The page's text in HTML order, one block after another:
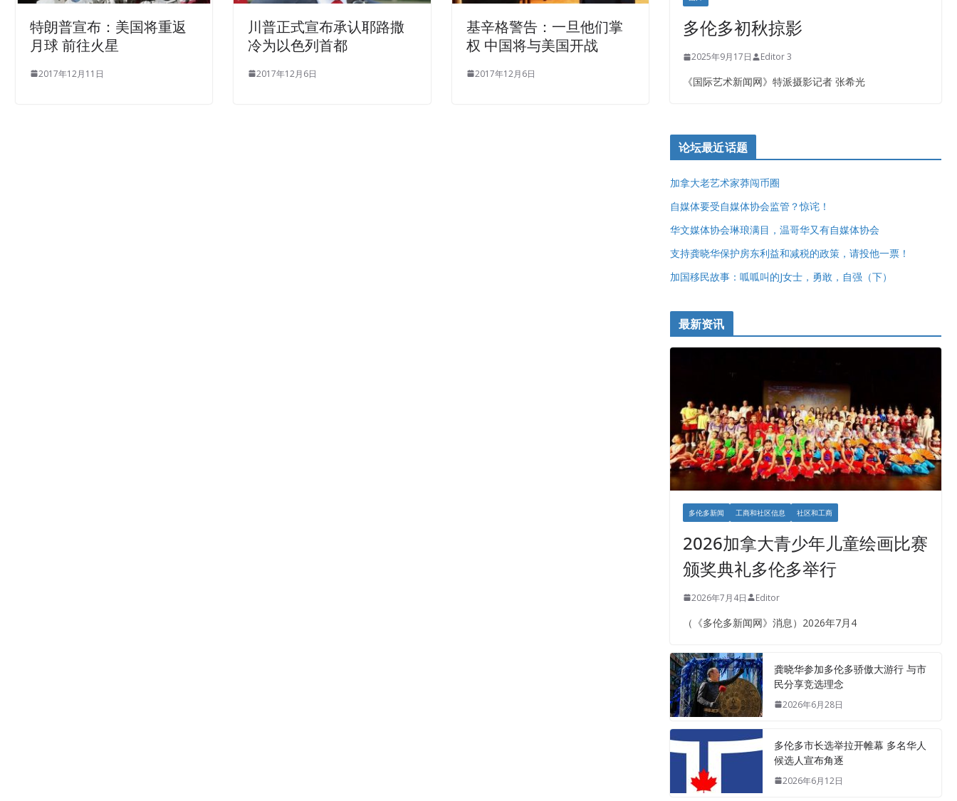
特朗普宣布：美国将重返
月球 前往火星
2017年12月11日
川普正式宣布承认耶路撒
冷为以色列首都
2017年12月6日
基辛格警告：一旦他们掌
权 中国将与美国开战
2017年12月6日
多伦多初秋掠影
2025年9月17日 Editor 3
《国际艺术新闻网》特派摄影记者 张希光
论坛最近话题
加拿大老艺术家莽闯币圈
自媒体要受自媒体协会监管？惊诧！
华文媒体协会琳琅满目，温哥华又有自媒体协会
支持龚晓华保护房东利益和减税的政策，请投他一票！
加国移民故事：呱呱叫的J女士，勇敢，自强（下）
最新资讯
多伦多新闻 工商和社区信息 社区和工商
2026加拿大青少年儿童绘画比赛
颁奖典礼多伦多举行
2026年7月4日 Editor
（《多伦多新闻网》消息）2026年7月4
龚晓华参加多伦多骄傲大游行 与市
民分享竞选理念
2026年6月28日
多伦多市长选举拉开帷幕 多名华人
候选人宣布角逐
2026年6月12日